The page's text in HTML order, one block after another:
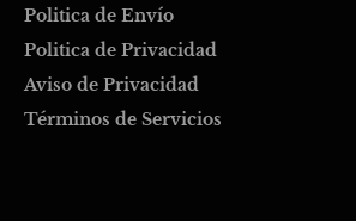
Politica de Envío
Politica de Privacidad
Aviso de Privacidad
Términos de Servicios